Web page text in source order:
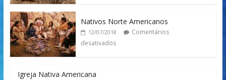
Nativos Norte Americanos
12/07/2018
Comentários
desativados
Igreja Nativa Americana